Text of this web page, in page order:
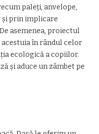
paleți, anvelope,
și prin implicare
asemenea, proiectul
în rândul celor
ecologică a copiilor.
și aduce un zâmbet pe